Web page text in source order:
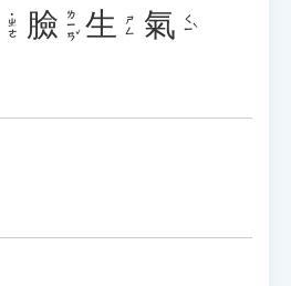
˙ㄓㄜ 臉 ㄌㄧㄢˇ 生 ㄕㄥ 氣 ㄑㄧˋ